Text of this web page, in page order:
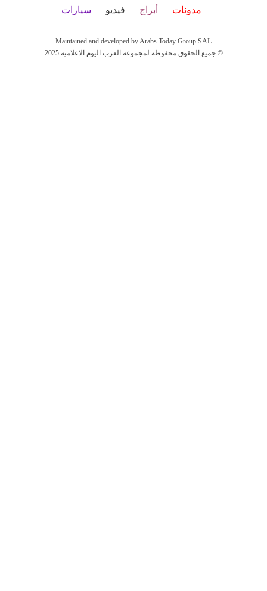
مدونات أبراج فيديو سيارات
Maintained and developed by Arabs Today Group SAL
جميع الحقوق محفوظة لمجموعة العرب اليوم الاعلامية 2025 ©